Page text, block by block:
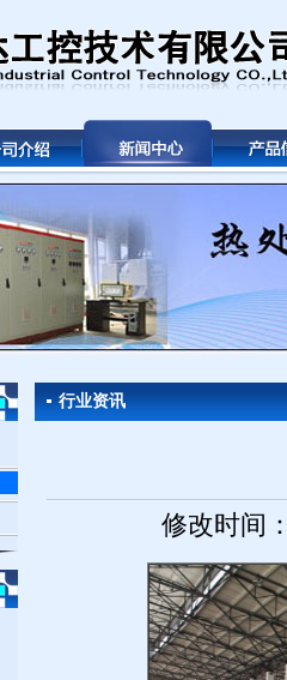
行业资讯
修改时间